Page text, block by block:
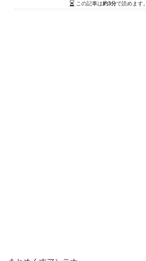
この記事は約3分で読めます。